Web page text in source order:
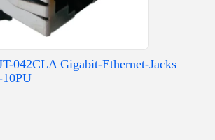
042CLA Gigabit-Ethernet-Jacks